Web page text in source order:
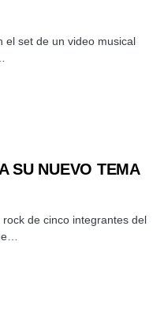
el set de un video musical
SU NUEVO TEMA
de cinco integrantes del